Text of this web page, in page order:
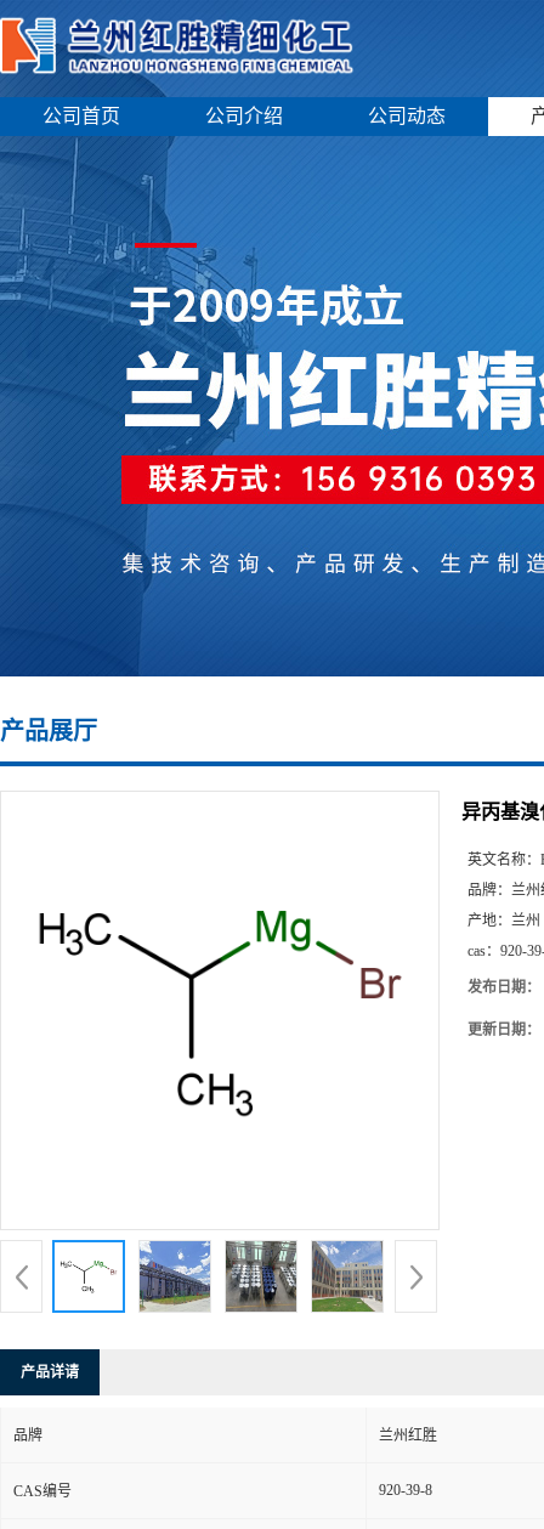
公司首页 公司介绍 公司动态
产品展厅
异丙基溴
英文名称：
品牌： 兰州
产地： 兰州
cas： 920-
发布日期：
更新日期：
产品详请
品牌 兰州红胜
CAS编号 920-39-8